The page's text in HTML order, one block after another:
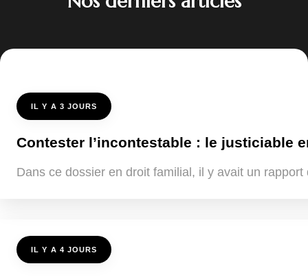
IL Y A 3 JOURS
Contester l’incontestable : le justiciable
Dans ce dossier en droit familial, il y avait un
IL Y A 4 JOURS